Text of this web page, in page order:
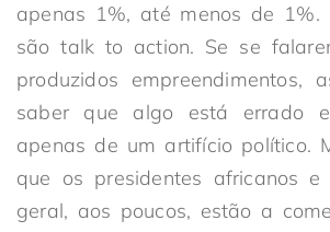
apenas 1%, até menos de 1%.
são talk to action. Se se
produzidos empreendimentos,
saber que algo está errado
apenas de um artifício político.
que os presidentes africanos
geral, aos poucos, estão a